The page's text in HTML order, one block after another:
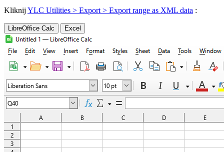
Kliknij YLC Utilities > Export > Export range as XML data :
LibreOffice Calc Excel